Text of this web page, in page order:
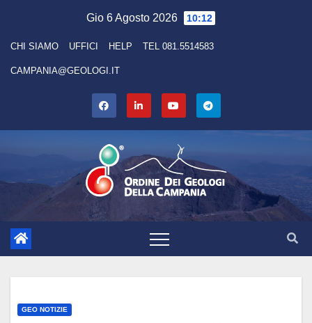
content
Gio 6 Agosto 2026 10:12
CHI SIAMO UFFICI HELP TEL 081.5514583
CAMPANIA@GEOLOGI.IT
GEO NOTIZIE